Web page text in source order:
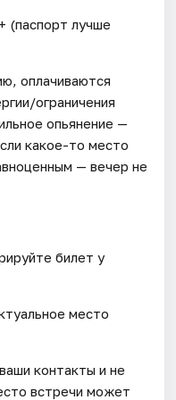
(паспорт лучше
оплачиваются
ограничения
опьянение —
какое-то место
— вечер не
билет у
место
контакты и не
встречи может